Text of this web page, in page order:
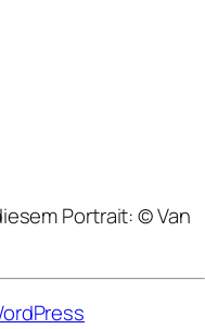
Portrait: © Van